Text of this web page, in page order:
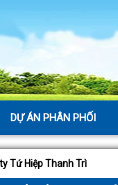
DỰ ÁN PHÂN PHỐI
Tứ Hiệp Thanh Trì